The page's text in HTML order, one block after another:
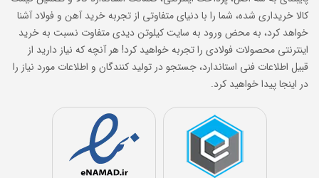
و از نظر وزن به دو دسته UPN (سنگین) و UPE (سبک) تقسیم
می‌شود. مشخصاتی مانند ارتفاع جان، عرض بال و ضخامت جان برای
بررسی استاندارد و وزن محصول اهمیت دارد. ناودانی 14 سبک، یکی از
زیر شاخه های ناودانی سبک است که با ارتفاع 14 متر، عرض بال 58
همین دلیل اطلاع از وزن ناودانی 14 سبک اهمیت زیادی دارد. وزن هر
متر ناودانی 14 سبک، 12.3 کیلوگرم است که می‌ توان با ضرب آن در
طول هر شاخه، وزن نهایی را محاسبه نمود. برای بررسی قیمت ناودانی
سبک و خرید آنلاین این محصول، می توانید به وبسایت کیلوتن
کالا خریداری شده، شما را با دنیای متفاوتی از تجربه خرید آهن و فولاد آشنا
خواهد کرد، به محض ورود به سایت کیلوتن دیدی متفاوت نسبت به خرید
اینترنتی محصولات فولادی را تجربه خواهید کرد! هر آنچه که نیاز دارید از
قبیل اطلاعات فنی استاندارد، جستجو در تولید کنندگان و اطلاعات مورد نیاز را
در اینجا پیدا خواهید کرد.